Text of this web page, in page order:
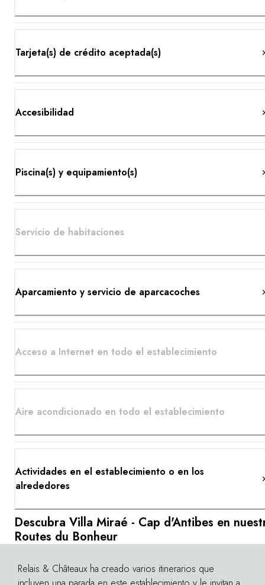
Tarjeta(s) de crédito aceptada(s)
Accesibilidad
Piscina(s) y equipamiento(s)
Servicio de habitaciones
Aparcamiento y servicio de aparcacoches
Acceso a Internet en todo el establecimiento
Aire acondicionado en todo el establecimiento
Actividades en el establecimiento o en los
alrededores
Descubra Villa Miraé - Cap d'Antibes en
Routes du Bonheur
Relais & Châteaux ha creado varios itinerarios que